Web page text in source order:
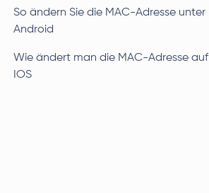
So ändern Sie die MAC-Adresse unter
Android
Wie ändert man die MAC-Adresse auf
IOS